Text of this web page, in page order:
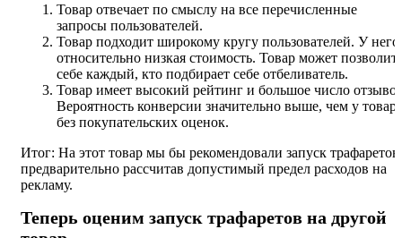
Товар отвечает по смыслу на все перечисленные
запросы пользователей.
Товар подходит широкому кругу пользователей. У него
относительно низкая стоимость. Товар может
себе каждый, кто подбирает себе отбеливатель.
Товар имеет высокий рейтинг и большое число
Вероятность конверсии значительно выше, чем у товара
без покупательских оценок.
Итог: На этот товар мы бы рекомендовали запуск трафаретов,
предварительно рассчитав допустимый предел расходов на
рекламу.
Теперь оценим запуск трафаретов на другой